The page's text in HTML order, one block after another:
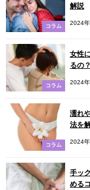
コラム
解説
2024
コラム
女性
るの？
2024
コラム
濡れ
法を
2024
手ッ
める